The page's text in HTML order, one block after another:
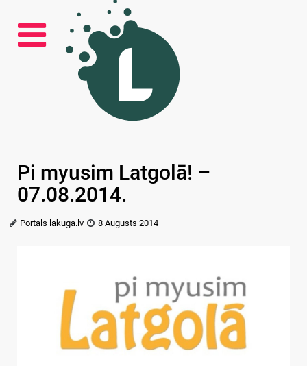
Pi myusim Latgolā! –
07.08.2014.
Portals lakuga.lv 8 Augusts 2014